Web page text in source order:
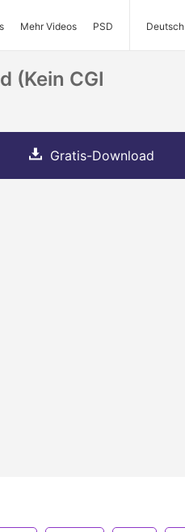
Mehr Videos PSD Deutsch
(kein CGI
Gratis-Download